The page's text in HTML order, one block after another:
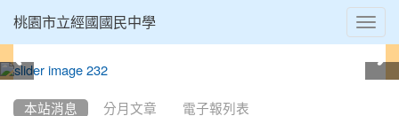
桃園市立經國國民中學
本站消息 分月文章 電子報列表